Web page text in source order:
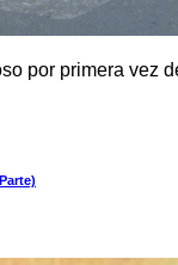
por primera vez